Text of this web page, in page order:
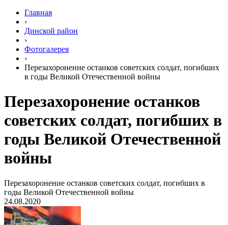
Главная
›
Динской район
›
Фотогалерея
›
Перезахоронение останков советских солдат, погибших
в годы Великой Отечественной войны
Перезахоронение останков
советских солдат, погибших в
годы Великой Отечественной
войны
Перезахоронение останков советских солдат, погибших в
годы Великой Отечественной войны
24.08.2020